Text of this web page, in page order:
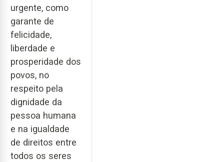
urgente, como
garante de
felicidade,
liberdade e
prosperidade dos
povos, no
respeito pela
dignidade da
pessoa humana
e na igualdade
de direitos entre
todos os seres